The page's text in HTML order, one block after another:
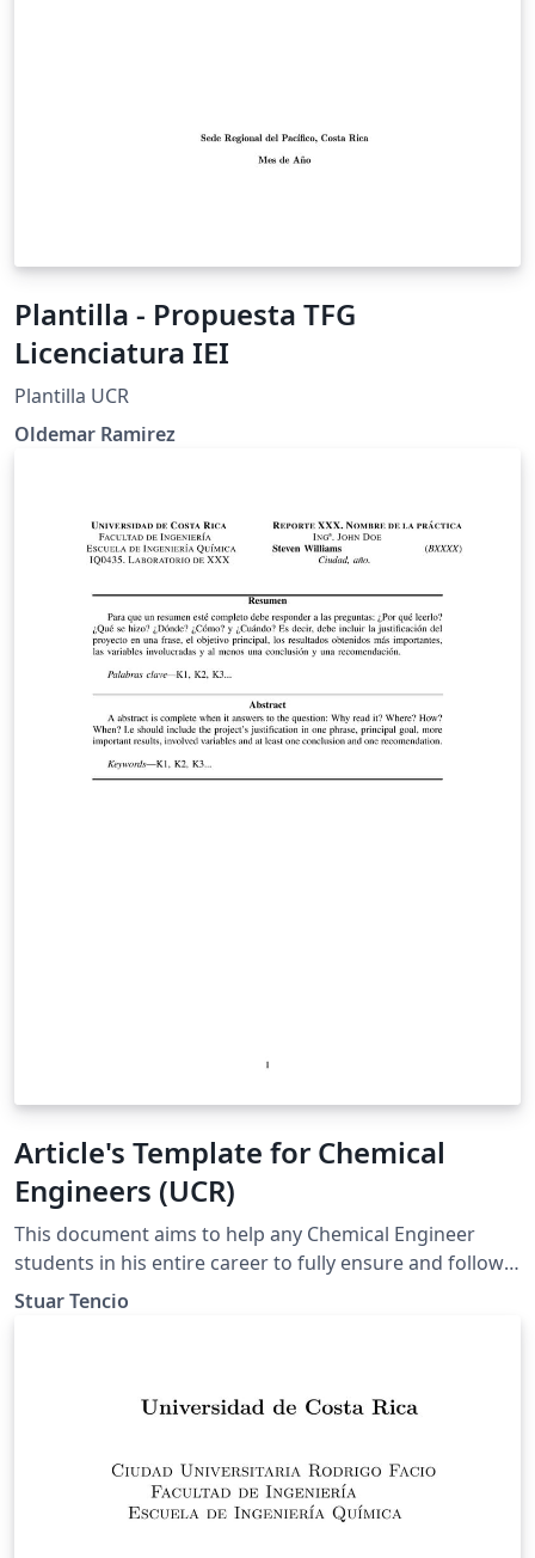
Plantilla - Propuesta TFG
Licenciatura IEI
Plantilla UCR
Oldemar Ramirez
Article's Template for Chemical
Engineers (UCR)
This document aims to help any Chemical Engineer
students in his entire career to fully ensure and follow
the guidelines of the department (UCR, 2021).
Stuar Tencio